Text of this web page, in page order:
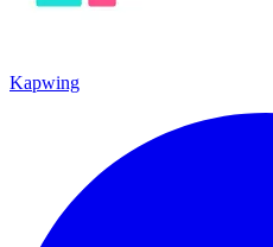
Kapwing